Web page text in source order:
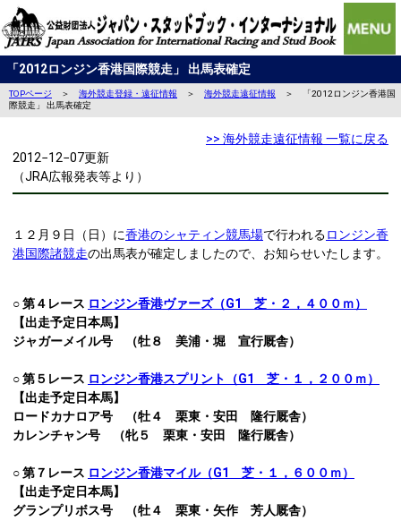
「2012ロンジン香港国際競走」 出馬表確定
TOPページ ＞ 海外競走登録・遠征情報 ＞ 海外競走遠征情報 ＞ 「2012ロンジン香港国
際競走」 出馬表確定
>> 海外競走遠征情報 一覧に戻る
2012−12−07更新
（JRA広報発表等より）
１２月９日（日）に香港のシャティン競馬場で行われるロンジン香
港国際諸競走の出馬表が確定しましたので、お知らせいたします。
○ 第４レース ロンジン香港ヴァーズ（G1 芝・２，４００ｍ）
【出走予定日本馬】
ジャガーメイル号 （牡８ 美浦・堀 宣行厩舎）
○ 第５レース ロンジン香港スプリント（G1 芝・１，２００ｍ）
【出走予定日本馬】
ロードカナロア号 （牡４ 栗東・安田 隆行厩舎）
カレンチャン号 （牝５ 栗東・安田 隆行厩舎）
○ 第７レース ロンジン香港マイル（G1 芝・１，６００ｍ）
【出走予定日本馬】
グランプリボス号 （牡４ 栗東・矢作 芳人厩舎）